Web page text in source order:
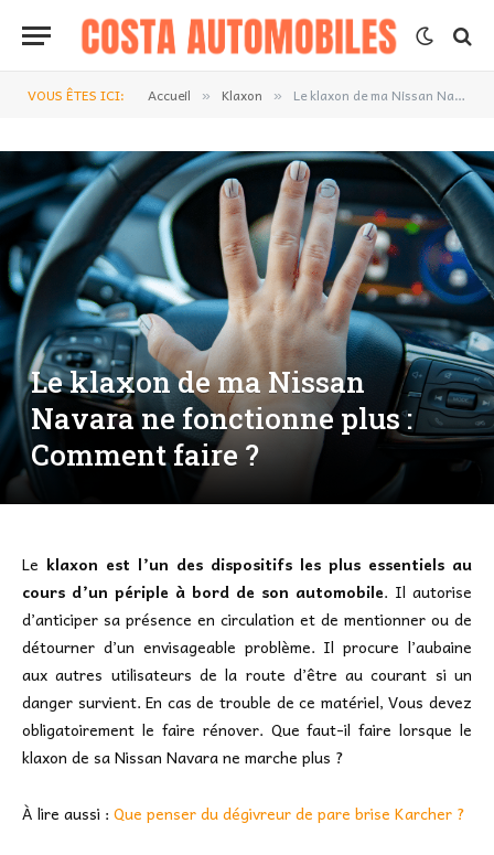
VOUS ÊTES ICI: Accueil » Klaxon » Le klaxon de ma Nissan Navara ne fonctionne plus : Comment faire ?
Le klaxon de ma Nissan
Navara ne fonctionne plus :
Comment faire ?
Le klaxon est l’un des dispositifs les plus essentiels au
cours d’un périple à bord de son automobile. Il autorise
d’anticiper sa présence en circulation et de mentionner ou de
détourner d’un envisageable problème. Il procure l’aubaine
aux autres utilisateurs de la route d’être au courant si un
danger survient. En cas de trouble de ce matériel, Vous devez
obligatoirement le faire rénover. Que faut-il faire lorsque le
klaxon de sa Nissan Navara ne marche plus ?
À lire aussi : Que penser du dégivreur de pare brise Karcher ?